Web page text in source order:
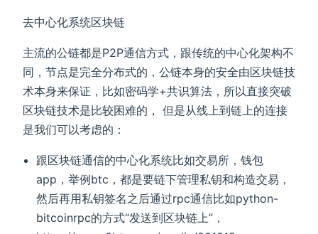
去中心化系统区块链
主流的公链都是P2P通信方式，跟传统的中心化架构不
同，节点是完全分布式的，公链本身的安全由区块链技
术本身来保证，比如密码学+共识算法，所以直接突破
区块链技术是比较困难的， 但是从线上到链上的连接
是我们可以考虑的：
跟区块链通信的中心化系统比如交易所，钱包
app，举例btc，都是要链下管理私钥和构造交易，
然后再用私钥签名之后通过rpc通信比如python-
bitcoinrpc的方式“发送到区块链上”，